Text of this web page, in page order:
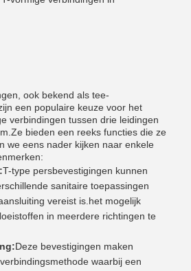
ook bekend als tee-
een populaire keuze voor het
verbindingen tussen drie leidingen
bieden een reeks functies die ze
we eens nader kijken naar enkele
T-type persbevestigingen kunnen
sanitaire toepassingen
vereist is.het mogelijk
in meerdere richtingen te
Deze bevestigingen maken
waarbij een